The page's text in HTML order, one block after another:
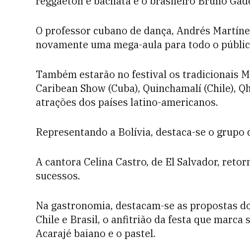
O professor cubano de dança, Andrés
novamente uma mega-aula para todo o
Também estarão no festival os tradicionais
Caribean Show (Cuba), Quinchamalí (Chile),
atrações dos países latino-americanos.
Representando a Bolívia, destaca-se o grupo
A cantora Celina Castro, de El Salvador,
sucessos.
Na gastronomia, destacam-se as propostas
Chile e Brasil, o anfitrião da festa que marca
Acarajé baiano e o pastel.